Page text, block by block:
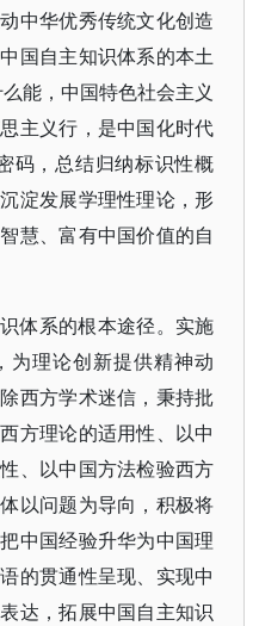
中华优秀传统文化创造
国自主知识体系的本土
能，中国特色社会主义
主义行，是中国化时代
码，总结归纳标识性概
淀发展学理性理论，形
慧、富有中国价值的自
体系的根本途径。实施
为理论创新提供精神动
西方学术迷信，秉持批
方理论的适用性、以中
、以中国方法检验西方
以问题为导向，积极将
中国经验升华为中国理
的贯通性呈现、实现中
达，拓展中国自主知识